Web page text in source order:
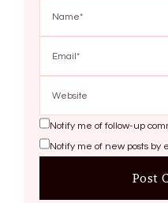
Notify me of follow-up
Notify me of new posts by